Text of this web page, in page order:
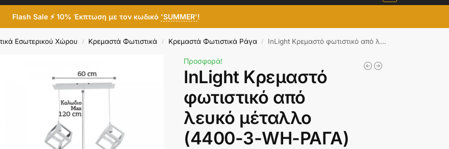
Flash Sale ⚡ 10% Έκπτωση με τον κωδικό 'SUMMER'!
Εσωτερικού Χώρου / Κρεμαστά Φωτιστικά / Κρεμαστά Φωτιστικά Ράγα / InLight Κρεμαστό φωτιστικό από λευκό μέταλλο (4400-3-WH-ΡΑΓΑ)
Προσφορά!
InLight Κρεμαστό
φωτιστικό από
λευκό μέταλλο
(4400-3-WH-ΡΑΓΑ)